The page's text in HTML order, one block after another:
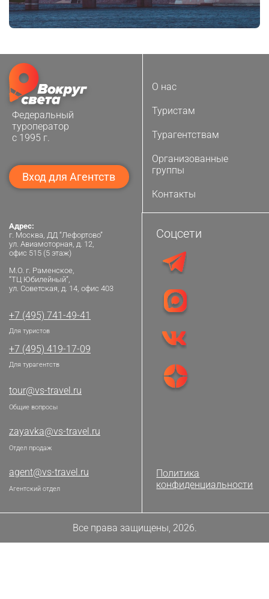
Федеральный
туроператор
с 1995 г.
Вход для Агентств
О нас
Туристам
Турагентствам
Организованные
группы
Контакты
Адрес:
г. Москва, ДД “Лефортово”
ул. Авиамоторная, д. 12,
офис 515 (5 этаж)
М.О. г. Раменское,
“ТЦ Юбилейный”,
ул. Советская, д. 14, офис 403
+7 (495) 741-49-41
Для туристов
+7 (495) 419-17-09
Для турагентств
tour@vs-travel.ru
Общие вопросы
zayavka@vs-travel.ru
Отдел продаж
agent@vs-travel.ru
Агентский отдел
Соцсети
Политика
конфиденциальности
Все права защищены, 2026.